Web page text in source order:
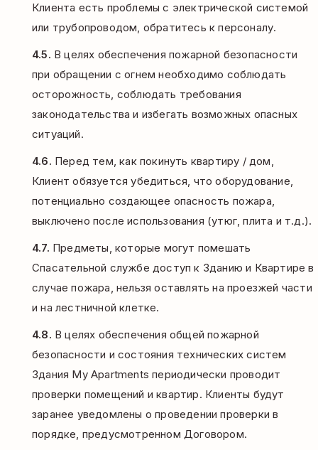
Клиента есть проблемы с электрической системой
или трубопроводом, обратитесь к персоналу.
4.5. В целях обеспечения пожарной безопасности
при обращении с огнем необходимо соблюдать
осторожность, соблюдать требования
законодательства и избегать возможных опасных
ситуаций.
4.6. Перед тем, как покинуть квартиру / дом,
Клиент обязуется убедиться, что оборудование,
потенциально создающее опасность пожара,
выключено после использования (утюг, плита и т.д.).
4.7. Предметы, которые могут помешать
Спасательной службе доступ к Зданию и Квартире в
случае пожара, нельзя оставлять на проезжей части
и на лестничной клетке.
4.8. В целях обеспечения общей пожарной
безопасности и состояния технических систем
Здания My Apartments периодически проводит
проверки помещений и квартир. Клиенты будут
заранее уведомлены о проведении проверки в
порядке, предусмотренном Договором.